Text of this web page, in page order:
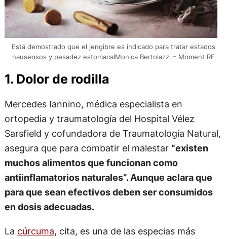
Está demostrado que el jengibre es indicado para tratar estados
nauseosos y pesadez estomacalMonica Bertolazzi – Moment RF
1. Dolor de rodilla
Mercedes Iannino, médica especialista en
ortopedia y traumatología del Hospital Vélez
Sarsfield y cofundadora de Traumatología Natural,
asegura que para combatir el malestar “existen
muchos alimentos que funcionan como
antiinflamatorios naturales”. Aunque aclara que
para que sean efectivos deben ser consumidos
en dosis adecuadas.
La cúrcuma, cita, es una de las especias más